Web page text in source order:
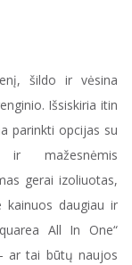
šildo ir vėsina
Išsiskiria itin
parinkti opcijas su
ir mažesnėmis
gerai izoliuotas,
kainuos daugiau ir
All In One“
ar tai būtų naujos